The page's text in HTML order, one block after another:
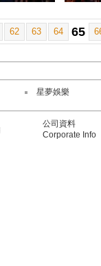
62 63 64 65
星夢娛樂
公司資料
Corporate Info